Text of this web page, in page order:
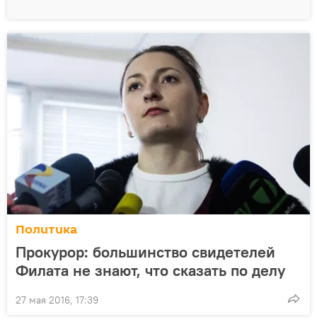
Политика
Прокурор: большинство свидетелей
Филата не знают, что сказать по делу
27 мая 2016, 17:39